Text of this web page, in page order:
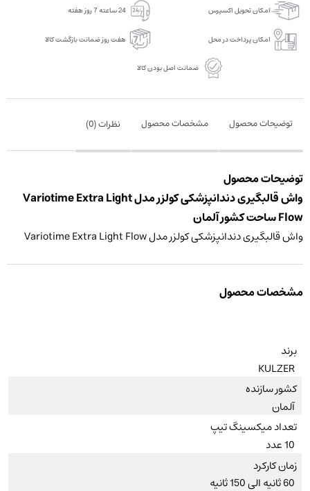
امکان تحویل اکسپرس 24 ساعته 7 روز هفته
امکان پرداخت در محل هفت روز ضمانت بازگشت کالا
ضمانت اصل بودن کالا
توضیحات محصول مشخصات محصول نظرات (0
)
توضیحات محصول
واش قالبگیری دندانپزشکی کولزر مدل Variotime Extra Light
Flow ساحت کشور آلمان
واش قالبگیری دندانپزشکی کولزر مدل Variotime Extra Light Flow
مشخصات محصول
برند
KULZER
کشور سازنده
آلمان
تعداد میکسینگ تیپ
10 عدد
زمان کارکرد
60 ثانیه الی 150 ثانیه